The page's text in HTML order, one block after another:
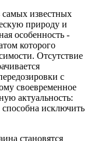
самых известных
природу и
особенность -
которого
Отсутствие
с
своевременное
актуальность:
способна исключить
становятся